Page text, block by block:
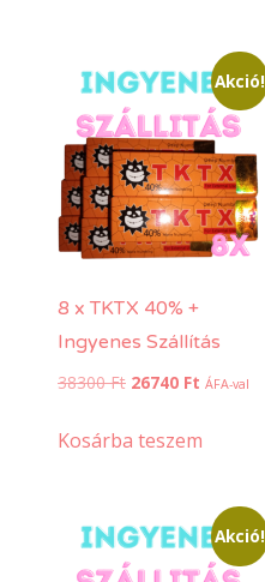
Akció!
8 x TKTX 40% +
Ingyenes Szállítás
38300Ft Original
was:
26740 Ft Current
is:
ÁFA-val
Kosárba teszem
Akció!